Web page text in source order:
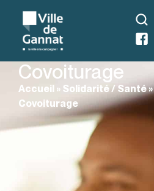
Covoiturage
Accueil » Solidarité / Santé»
Covoiturage